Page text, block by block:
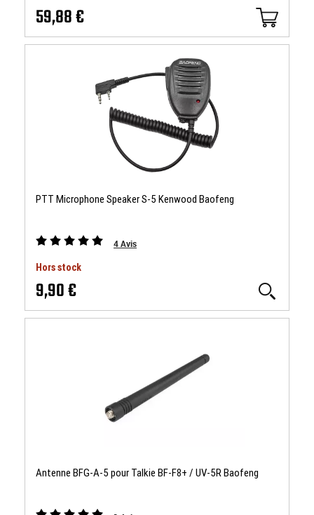
59,88 €
PTT Microphone Speaker S-5 Kenwood Baofeng
4Avis
Hors stock
9,90 €
Antenne BFG-A-5 pour Talkie BF-F8+ / UV-5R Baofeng